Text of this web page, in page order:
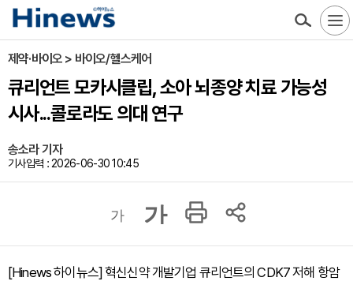
제약·바이오 > 바이오/헬스케어
큐리언트 모카시클립, 소아 뇌종양 치료 가능성
시사...콜로라도 의대 연구
송소라 기자
기사입력 : 2026-06-30 10:45
가 가
[Hinews 하이뉴스] 혁신신약 개발기업 큐리언트의 CDK7 저해 항암